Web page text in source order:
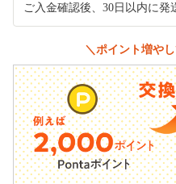
ご入金確認後、30日以内に発
＼ポイント増や